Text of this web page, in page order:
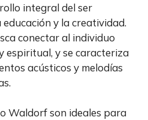
integral del ser
y la creatividad.
conectar al individuo
espiritual, y se caracteriza
acústicos y melodías
Waldorf son ideales para